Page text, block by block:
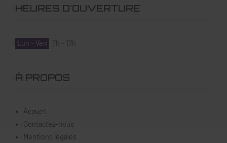
HEURES D'OUVERTURE
Lun - Ven 7h - 17h
À PROPOS
Accueil
Contactez-nous
Mentions légales